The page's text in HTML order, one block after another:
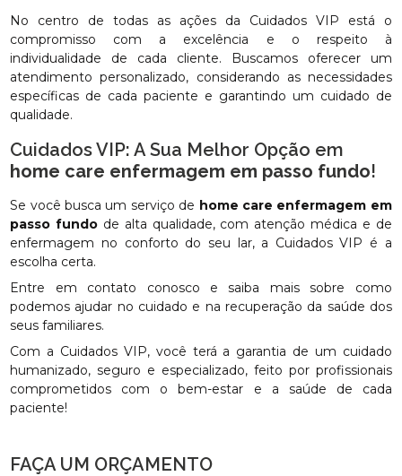
No centro de todas as ações da Cuidados VIP está o
compromisso com a excelência e o respeito à
individualidade de cada cliente. Buscamos oferecer um
atendimento personalizado, considerando as necessidades
específicas de cada paciente e garantindo um cuidado de
qualidade.
Cuidados VIP: A Sua Melhor Opção em
home care enfermagem em passo fundo!
Se você busca um serviço de home care enfermagem em
passo fundo de alta qualidade, com atenção médica e de
enfermagem no conforto do seu lar, a Cuidados VIP é a
escolha certa.
Entre em contato conosco e saiba mais sobre como
podemos ajudar no cuidado e na recuperação da saúde dos
seus familiares.
Com a Cuidados VIP, você terá a garantia de um cuidado
humanizado, seguro e especializado, feito por profissionais
comprometidos com o bem-estar e a saúde de cada
paciente!
FAÇA UM ORÇAMENTO